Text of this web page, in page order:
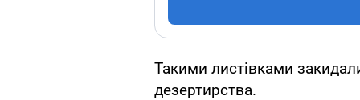
Такими листівками
дезертирства.